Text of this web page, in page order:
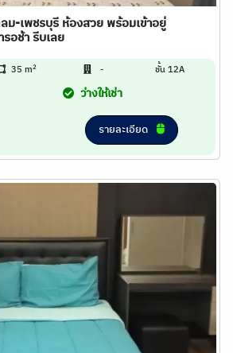
ม-เพชรบุรี ห้องสวย พร้อมเข้าอยู่
อช้า รีบเลย
35 m2 - ชั้น 12A
ว่างให้เช่า
รายละเอียด